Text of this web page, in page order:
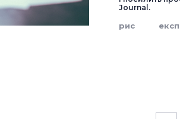
Journal.
рис